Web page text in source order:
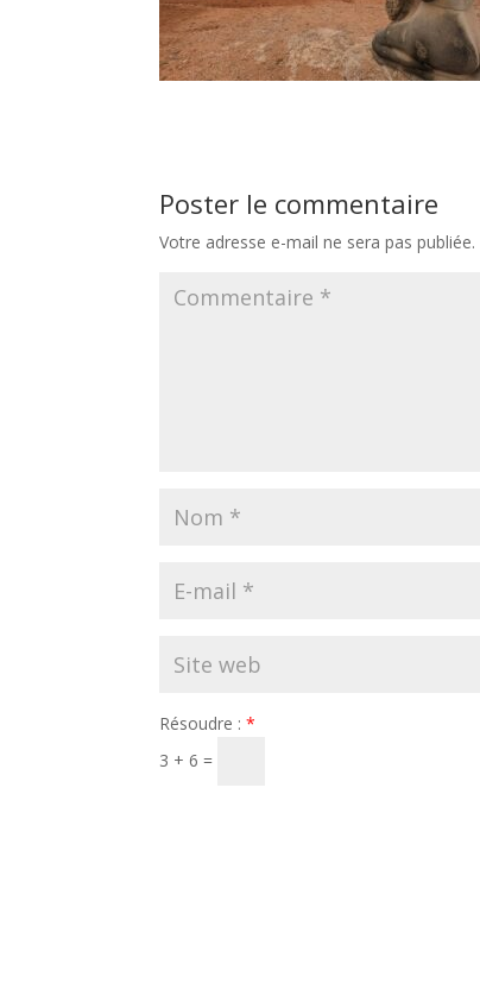
Poster le commentaire
Votre adresse e-mail ne sera pas publiée.
Résoudre :*
3 + 6 =